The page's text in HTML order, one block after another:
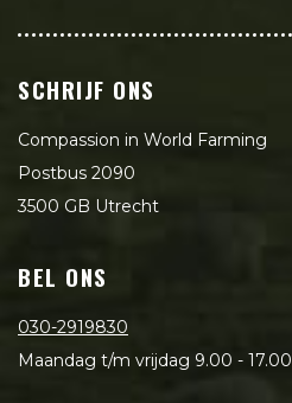
SCHRIJF ONS
Compassion in World Farming
Postbus 2090
3500 GB Utrecht
BEL ONS
030-2919830
Maandag t/m vrijdag 9.00 - 17.00